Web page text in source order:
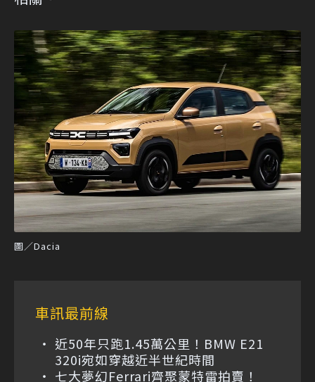
圖／Dacia
車訊最前線
近50年只跑1.45萬公里！BMW E21
320i宛如穿越近半世紀時間
七大夢幻Ferrari齊聚蒙特雷拍賣！